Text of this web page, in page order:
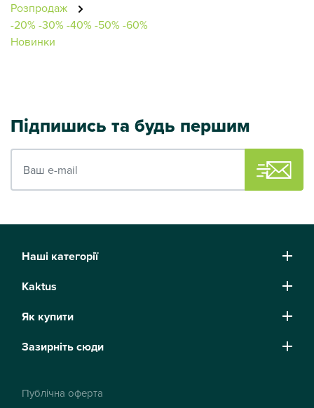
Розпродаж
-20%-30%-40%-50%-60%
Новинки
Підпишись та будь першим
Наші категорії
Kaktus
Як купити
Зазирніть сюди
Публічна оферта